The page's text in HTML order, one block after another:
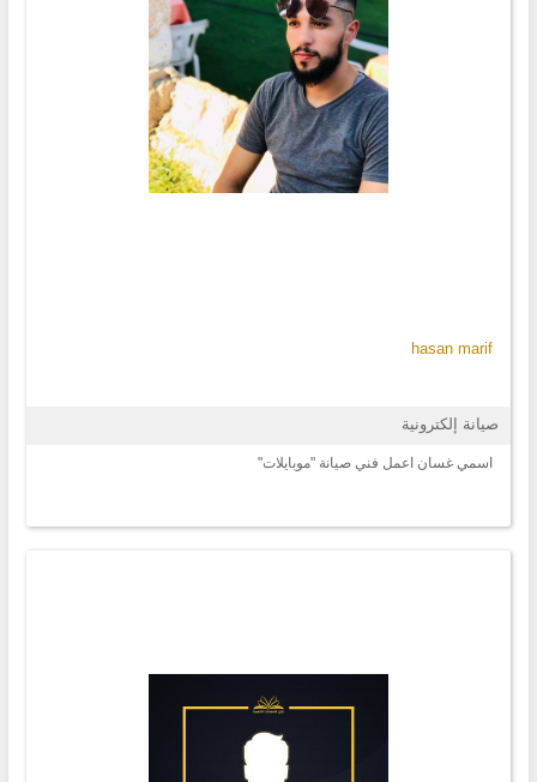
hasan marif
صيانة إلكترونية
اسمي غسان اعمل فني صيانة "موبايلات"